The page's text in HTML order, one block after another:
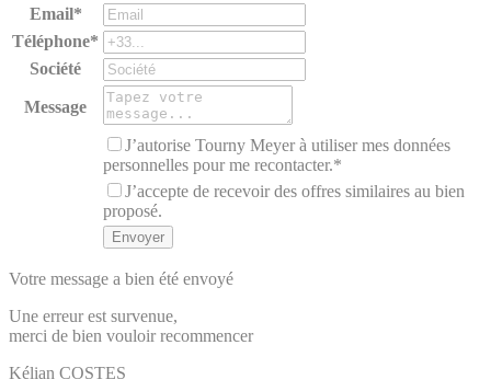
Email*
Téléphone*
Société
Message
J’autorise Tourny Meyer à utiliser mes données
personnelles pour me recontacter.*
J’accepte de recevoir des offres similaires au bien
proposé.
Votre message a bien été envoyé
Une erreur est survenue,
merci de bien vouloir recommencer
Kélian COSTES